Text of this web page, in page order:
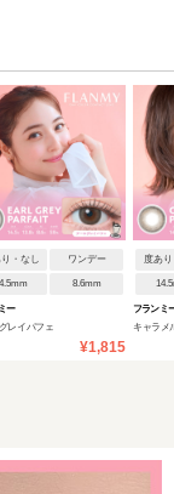
り・なし ワンデー
8.6mm
ー
レイパフェ
¥1,815
度あ
フランミ
キャラメ